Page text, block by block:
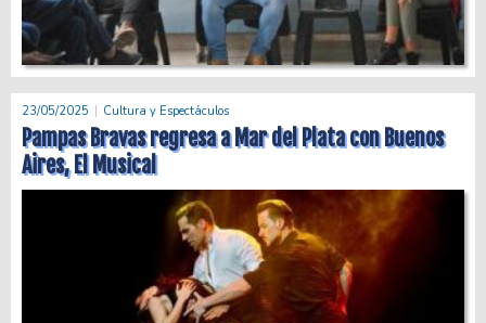
23/05/2025 Cultura y Espectáculos
Pampas Bravas regresa a Mar del Plata con Buenos
Aires, El Musical